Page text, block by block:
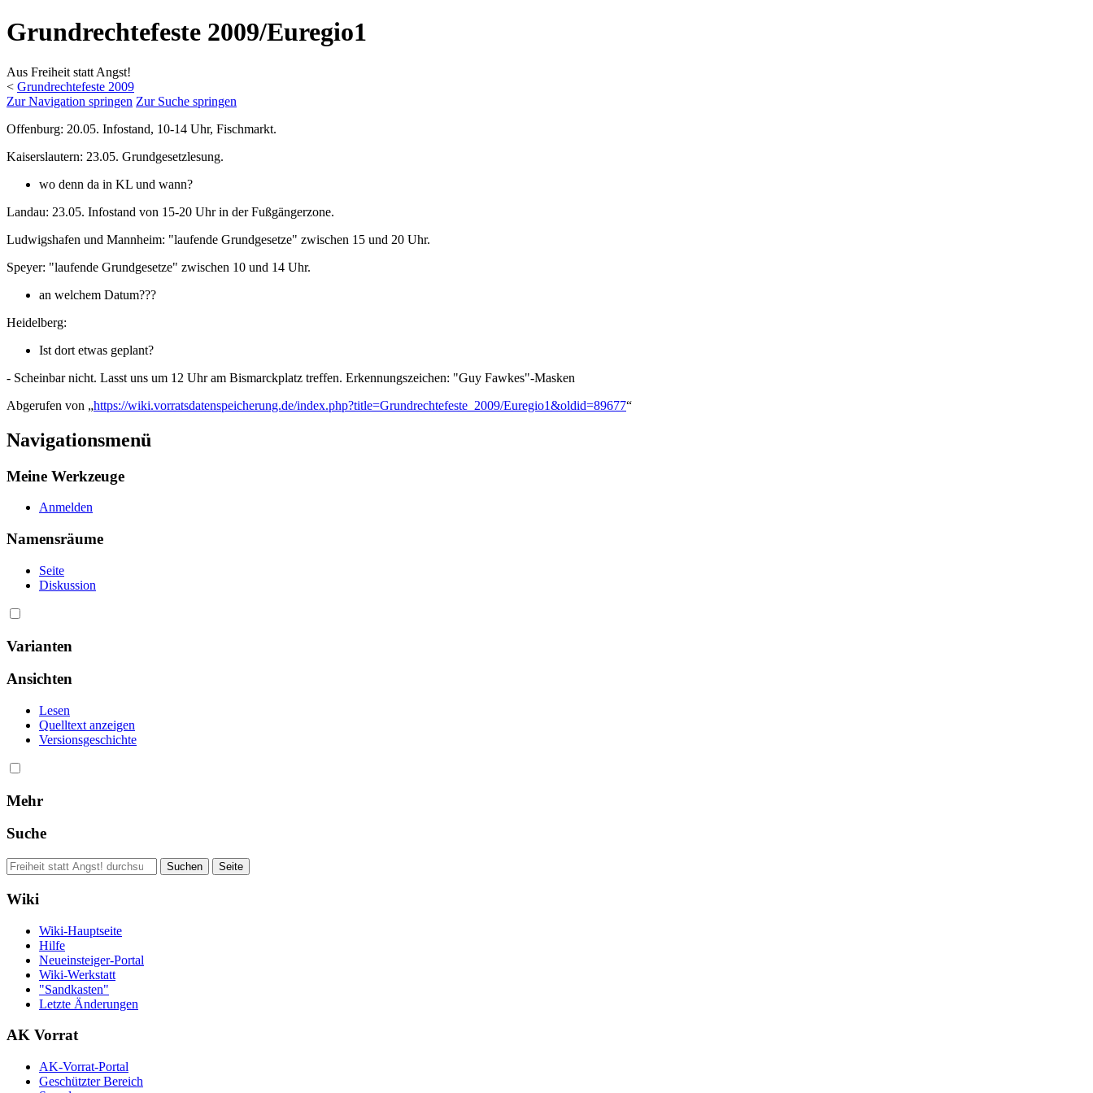
Grundrechtefeste 2009/Euregio1
Aus Freiheit statt Angst!
< Grundrechtefeste 2009
Zur Navigation springen Zur Suche springen
Offenburg: 20.05. Infostand, 10-14 Uhr, Fischmarkt.
Kaiserslautern: 23.05. Grundgesetzlesung.
wo denn da in KL und wann?
Landau: 23.05. Infostand von 15-20 Uhr in der Fußgängerzone.
Ludwigshafen und Mannheim: "laufende Grundgesetze" zwischen 15 und 20 Uhr.
Speyer: "laufende Grundgesetze" zwischen 10 und 14 Uhr.
an welchem Datum???
Heidelberg:
Ist dort etwas geplant?
- Scheinbar nicht. Lasst uns um 12 Uhr am Bismarckplatz treffen. Erkennungszeichen: "Guy Fawkes"-Masken
Abgerufen von „https://wiki.vorratsdatenspeicherung.de/index.php?title=Grundrechtefeste_2009/Euregio1&oldid=89677“
Navigationsmenü
Meine Werkzeuge
Anmelden
Namensräume
Seite
Diskussion
Varianten
Ansichten
Lesen
Quelltext anzeigen
Versionsgeschichte
Mehr
Suche
Wiki
Wiki-Hauptseite
Hilfe
Neueinsteiger-Portal
Wiki-Werkstatt
"Sandkasten"
Letzte Änderungen
AK Vorrat
AK-Vorrat-Portal
Geschützter Bereich